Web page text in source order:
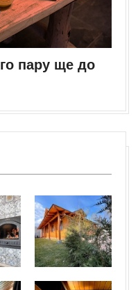
пару ще до